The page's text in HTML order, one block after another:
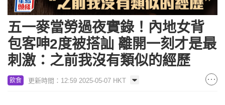
五一麥當勞過夜實錄！內地女背
包客呻2度被搭訕 離開一刻才是最
刺激：之前我沒有類似的經歷
飲食 更新時間：12:59 2025-05-07 HKT